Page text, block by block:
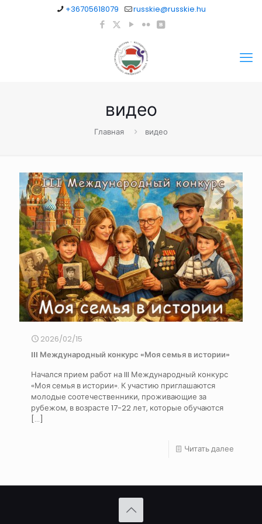
+36705618079 russkie@russkie.hu
видео
Главная видео
2026/02/15
III Международный конкурс «Моя семья в истории»
Начался прием работ на III Международный конкурс
«Моя семья в истории». К участию приглашаются
молодые соотечественники, проживающие за
рубежом, в возрасте 17-22 лет, которые обучаются
[…]
Читать далее